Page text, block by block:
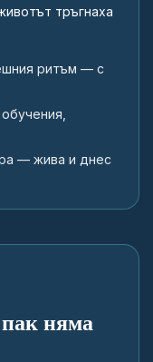
тръгнаха
ритъм — с
— жива и днес
няма